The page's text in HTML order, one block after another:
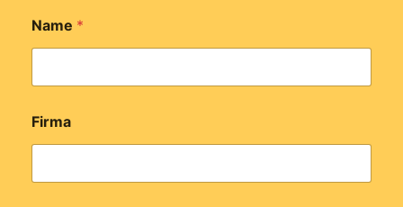
Name *
Firma